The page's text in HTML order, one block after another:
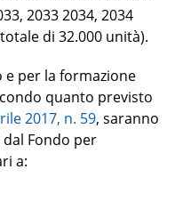
2033 2034, 2034
di 32.000 unità).
per la formazione
quanto previsto
2017, n. 59, saranno
Fondo per
a: